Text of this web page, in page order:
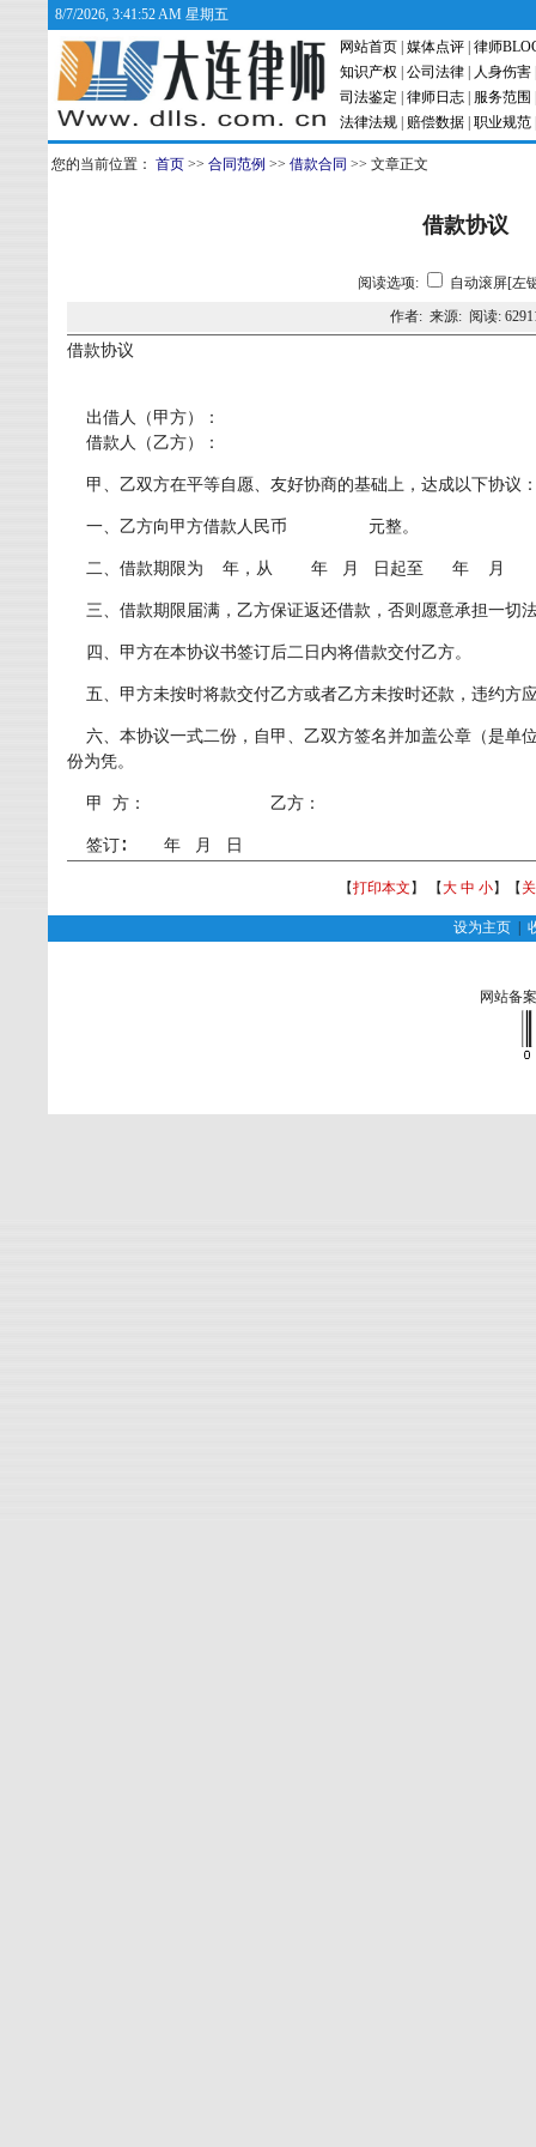
8/7/2026, 3:41:53 AM 星期五
网站首页 媒体点评 律师
知识产权
公司法律 人身伤害
司法鉴定
律师日志 服务范围
法律法规
赔偿数据 职业规范
您的当前位置： 首页 >> 合同范例 >> 借款合同 >> 文章正文
借款协议
阅读选项:
自动滚屏[左
作者: 来源: 阅读:
借款协议
出借人（甲方）：
借款人（乙方）：
甲、乙双方在平等自愿、友好协商的基础上，达成以下协议
一、乙方向甲方借款人民币 元整。
二、借款期限为 年，从 年 月 日起至 年 月
三、借款期限届满，乙方保证返还借款，否则愿意承担一切
四、甲方在本协议书签订后二日内将借款交付乙方。
五、甲方未按时将款交付乙方或者乙方未按时还款，违约方
六、本协议一式二份，自甲、乙双方签名并加盖公章（是单
份为凭。
甲 方： 乙方：
签订∶ 年 月 日
【打印本文 】 【大 中 小】【
设为主页
网站备